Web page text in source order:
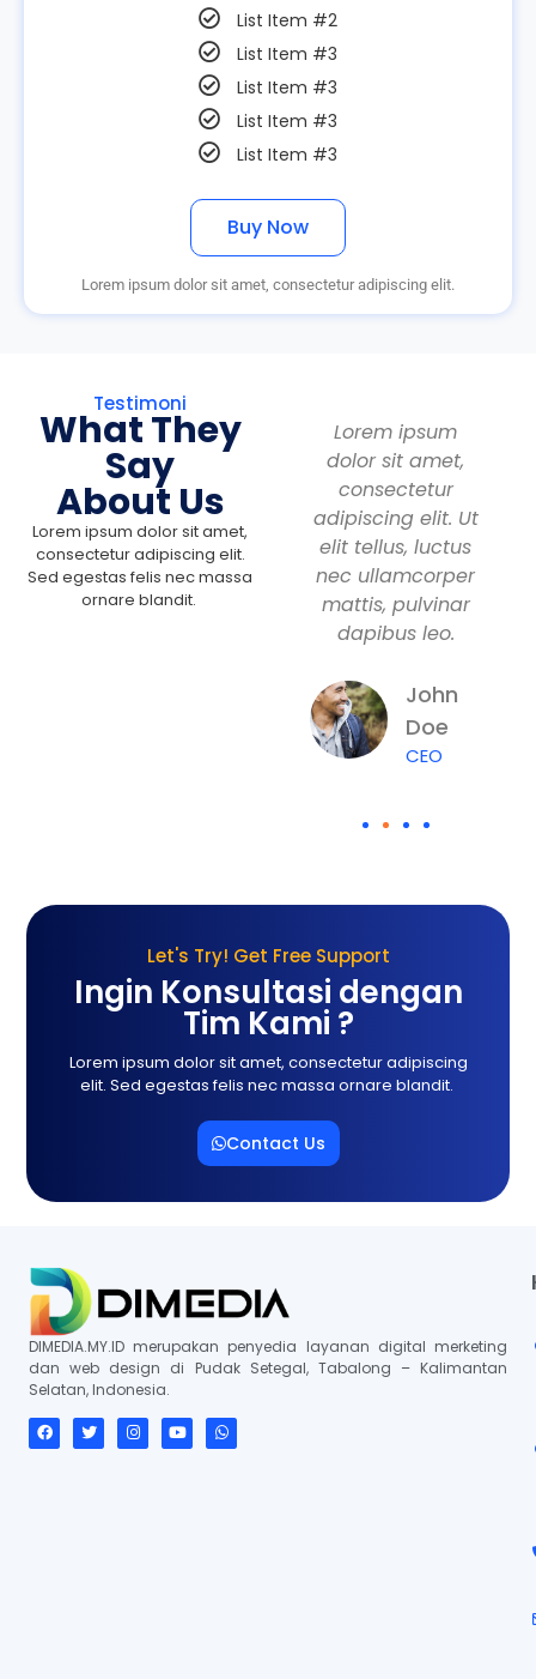
List Item #2
List Item #3
List Item #3
List Item #3
List Item #3
Buy Now
Lorem ipsum dolor sit amet, consectetur adipiscing elit.
Testimoni
What They
Say
About Us
Lorem ipsum dolor sit amet,
consectetur adipiscing elit.
Sed egestas felis nec massa
ornare blandit.
Lorem ipsum
dolor sit amet,
consectetur
adipiscing elit. Ut
elit tellus, luctus
nec ullamcorper
mattis, pulvinar
Lorem ipsum
dolor sit amet,
consectetur
adipiscing elit. Ut
elit tellus, luctus
nec ullamcorper
mattis, pulvinar
dapibus leo.
John
Doe
CEO
Let's Try! Get Free Support
Ingin Konsultasi dengan
Tim Kami ?
Lorem ipsum dolor sit amet, consectetur adipiscing
elit. Sed egestas felis nec massa ornare blandit.
Contact Us
DIMEDIA.MY.ID merupakan penyedia layanan digital merketing
dan web design di Pudak Setegal, Tabalong – Kalimantan
Selatan, Indonesia.